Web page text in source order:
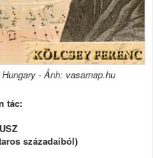
- Ảnh: vasarnap.hu
tác:
századaiból)